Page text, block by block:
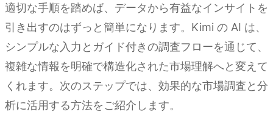
適切な手順を踏めば、データから有益なインサイトを
引き出すのはずっと簡単になります。Kimi の AI は、
シンプルな入力とガイド付きの調査フローを通じて、
複雑な情報を明確で構造化された市場理解へと変えて
くれます。次のステップでは、効果的な市場調査と分
析に活用する方法をご紹介します。